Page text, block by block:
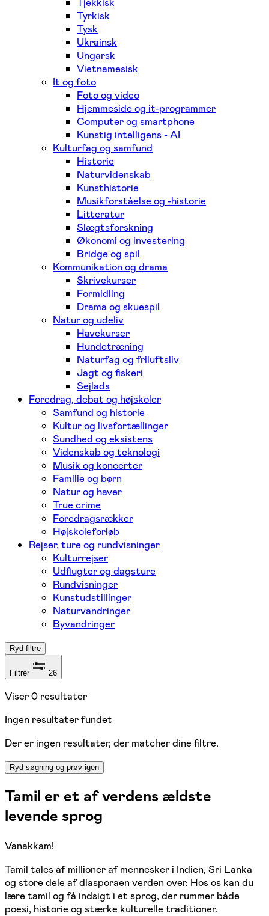
Tyrkisk
Tysk
Ukrainsk
Ungarsk
Vietnamesisk
It og foto
Foto og video
Hjemmeside og it-programmer
Computer og smartphone
Kunstig intelligens - AI
Kulturfag og samfund
Historie
Naturvidenskab
Kunsthistorie
Musikforståelse og -historie
Litteratur
Slægtsforskning
Økonomi og investering
Bridge og spil
Kommunikation og drama
Skrivekurser
Formidling
Drama og skuespil
Natur og udeliv
Havekurser
Hundetræning
Naturfag og friluftsliv
Jagt og fiskeri
Sejlads
Foredrag, debat og højskoler
Samfund og historie
Kultur og livsfortællinger
Sundhed og eksistens
Videnskab og teknologi
Musik og koncerter
Familie og børn
Natur og haver
True crime
Foredragsrækker
Højskoleforløb
Rejser, ture og rundvisninger
Kulturrejser
Udflugter og dagsture
Rundvisninger
Kunstudstillinger
Naturvandringer
Byvandringer
Ryd filtre
Filtrér 26
Viser0 resultater
Ingen resultater fundet
Der er ingen resultater, der matcher dine filtre.
Ryd søgning og prøv igen
Tamil er et af verdens ældste
levende sprog
Vanakkam!
Tamil tales af millioner af mennesker i Indien, Sri Lanka
og store dele af diasporaen verden over. Hos os kan du
lære tamil og få indsigt i et sprog, der rummer både
poesi, historie og stærke kulturelle traditioner.